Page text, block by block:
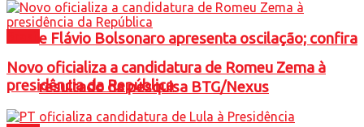
e Flávio Bolsonaro apresenta oscilação; confira
resultado da pesquisa BTG/Nexus
Novo oficializa a candidatura de Romeu Zema à
presidência da República